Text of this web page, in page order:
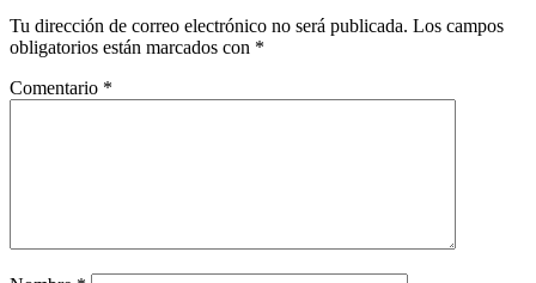
Tu dirección de correo electrónico no será publicada. Los campos
obligatorios están marcados con *
Comentario *